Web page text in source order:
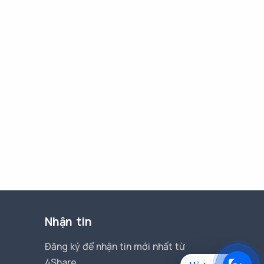
Nhận tin
Đăng ký để nhận tin mới nhất từ